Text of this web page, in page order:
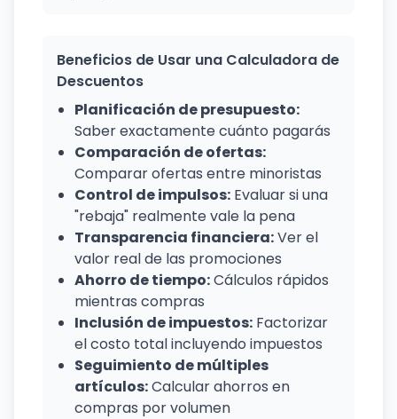
Beneficios de Usar una Calculadora de
Descuentos
Planificación de presupuesto:
Saber exactamente cuánto pagarás
Comparación de ofertas:
Comparar ofertas entre minoristas
Control de impulsos: Evaluar si una
"rebaja" realmente vale la pena
Transparencia financiera:Ver el
valor real de las promociones
Ahorro de tiempo:Cálculos rápidos
mientras compras
Inclusión de impuestos: Factorizar
el costo total incluyendo impuestos
Seguimiento de múltiples
artículos:Calcular ahorros en
compras por volumen